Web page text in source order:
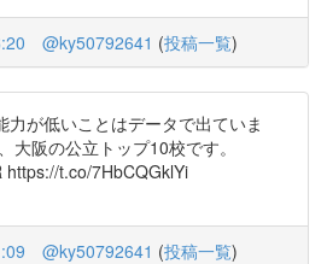
@ky50792641 (投稿一覧)
が低いことはデータで出ていま
大阪の公立トップ10校です。
t.co/7HbCQGklYi
@ky50792641 (投稿一覧)